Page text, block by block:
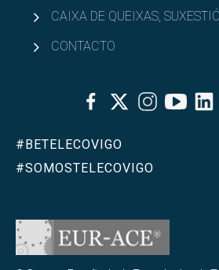
CAIXA DE QUEIXAS,
CONTACTO
FacebookTwitterInstagramYoutube
#BETELECOVIGO
#SOMOSTELECOVIGO